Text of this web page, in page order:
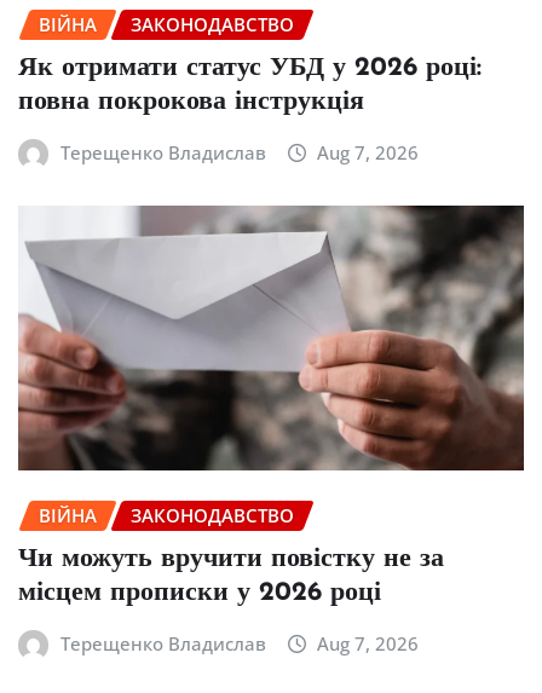
ВІЙНА ЗАКОНОДАВСТВО
Як отримати статус УБД у 2026 році:
повна покрокова інструкція
Терещенко Владислав Aug 7, 2026
ВІЙНА ЗАКОНОДАВСТВО
Чи можуть вручити повістку не за
місцем прописки у 2026 році
Терещенко Владислав Aug 7, 2026